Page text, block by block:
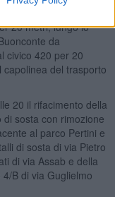
20 metri, lungo lo
da
civico 420 per 20
del trasporto
20 il rifacimento della
sosta con rimozione
al parco Pertini e
di sosta di via Pietro
di via Assab e della
B di via Guglielmo